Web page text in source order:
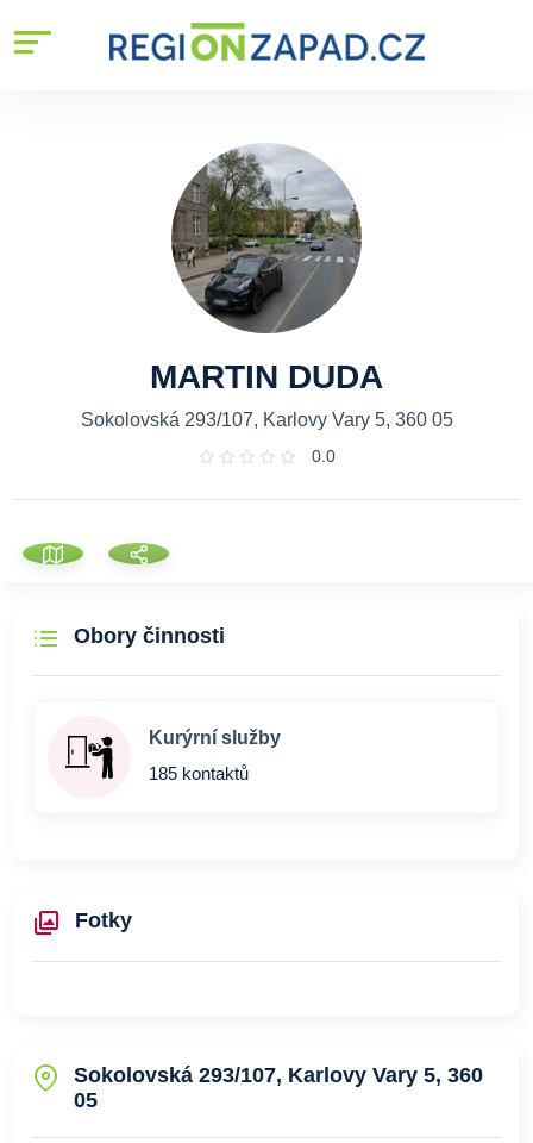
MARTIN DUDA
Sokolovská 293/107, Karlovy Vary 5, 360 05
0.0
Obory činnosti
Kurýrní služby
185 kontaktů
Fotky
Sokolovská 293/107, Karlovy Vary 5, 360
05